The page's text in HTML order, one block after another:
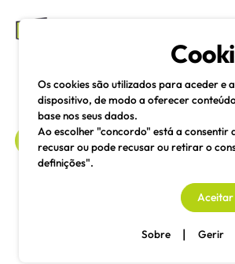
Os cookies são utilizados para aceder e
dispositivo, de modo a oferecer
base nos seus dados.
Ao escolher "concordo" está a consentir
recusar ou pode recusar ou retirar o
definições".
Aceitar
Sobre | Gerir